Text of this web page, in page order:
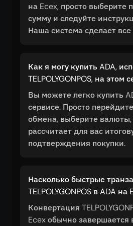
на Ecex, просто выберите
сумму и следуйте
Наша система сделает все
Как я могу купить ADA,
TELPOLYGONPOS, на этом
Вы можете легко купить
сервисе. Просто
обмена, выберите валюты,
рассчитает для вас
подтверждения покупки.
Насколько быстрые
TELPOLYGONPOS в ADA на
Конвертация
Ecex обычно